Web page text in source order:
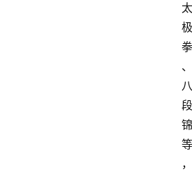
太
极
拳
、
八
段
锦
等
，